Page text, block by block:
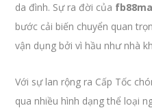
da đình. Sự ra đời của
bước cải biến chuyển quan
vận dụng bởi vì hầu như nhà
Với sự lan rộng ra Cấp Tốc
qua nhiều hình dạng thể loại